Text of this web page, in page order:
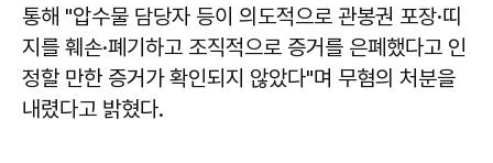
통해 "압수물 담당자 등이 의도적으로 관봉권 포장·띠
지를 훼손·폐기하고 조직적으로 증거를 은폐했다고 인
정할 만한 증거가 확인되지 않았다"며 무혐의 처분을
내렸다고 밝혔다.